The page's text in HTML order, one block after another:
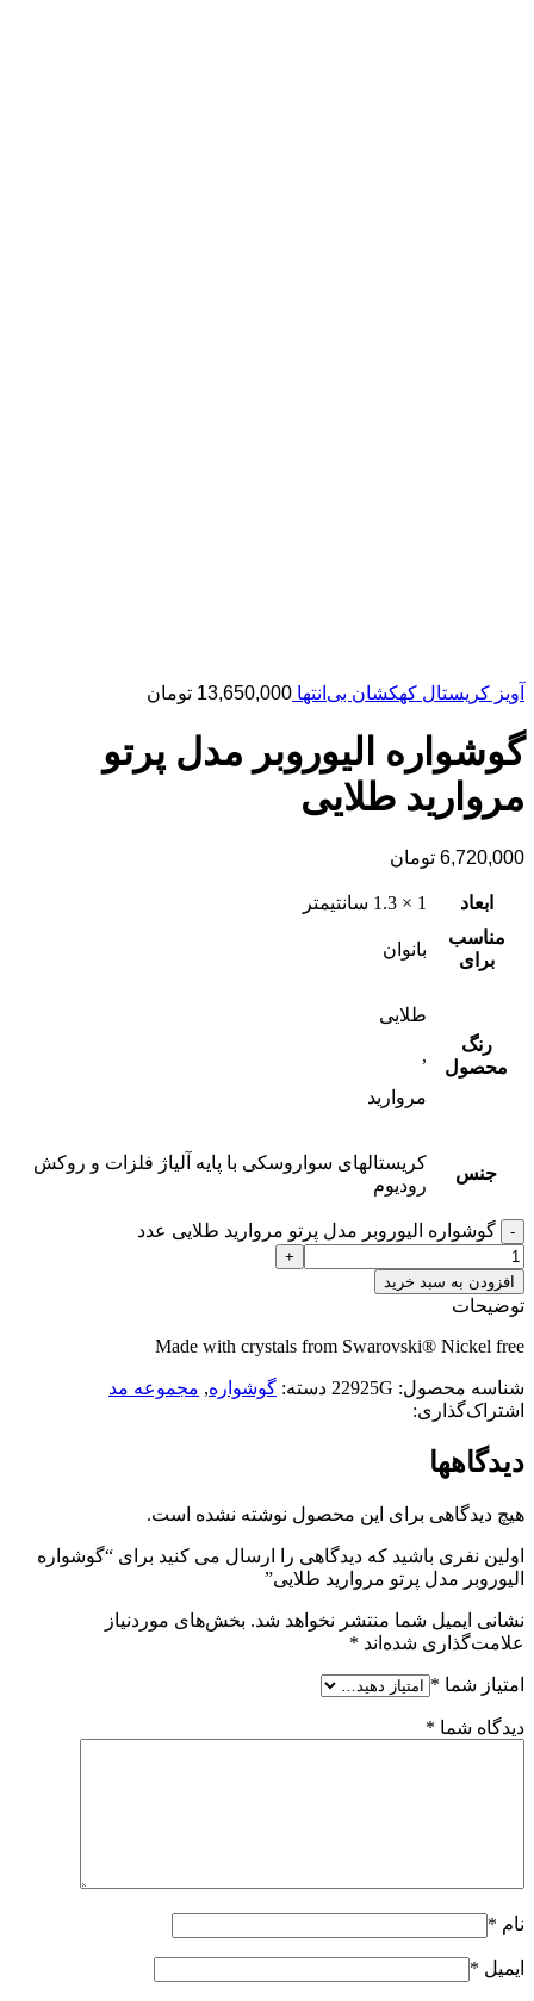
آویز کریستال کهکشان بی‌انتها 13,650,000 تومان
گوشواره الیوروبر مدل پرتو
مروارید طلایی
6,720,000 تومان
ابعاد
1 × 1.3 سانتیمتر
مناسب
برای
بانوان
رنگ
محصول
طلایی
,
مروارید
جنس
کریستالهای سواروسکی با پایه آلیاژ فلزات و روکش
رودیوم
گوشواره الیوروبر مدل پرتو مروارید طلایی عدد
افزودن به سبد خرید
توضیحات
Made with crystals from Swarovski® Nickel free
شناسه محصول: 22925G دسته: گوشواره, مجموعه مد
اشتراک‌گذاری:
دیدگاهها
هیچ دیدگاهی برای این محصول نوشته نشده است.
اولین نفری باشید که دیدگاهی را ارسال می کنید برای “گوشواره
الیوروبر مدل پرتو مروارید طلایی”
نشانی ایمیل شما منتشر نخواهد شد. بخش‌های موردنیاز
علامت‌گذاری شده‌اند *
امتیاز شما *
دیدگاه شما *
نام *
ایمیل *